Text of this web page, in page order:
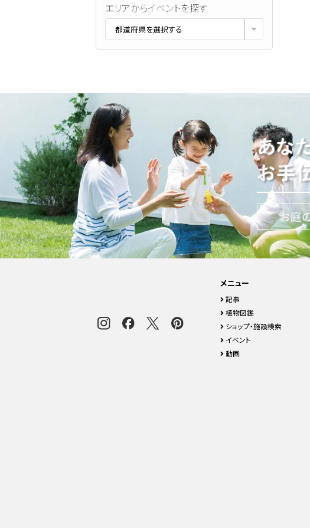
エリアからイベントを探す
メニュー
記事
植物図鑑
ショップ・施設検索
イベント
動画